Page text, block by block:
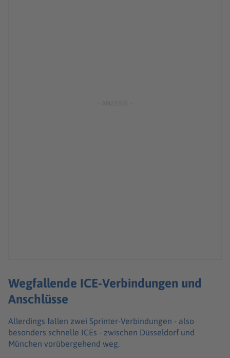
Wegfallende ICE-Verbindungen und
Anschlüsse
Allerdings fallen zwei Sprinter-Verbindungen - also
besonders schnelle ICEs - zwischen Düsseldorf und
München vorübergehend weg.